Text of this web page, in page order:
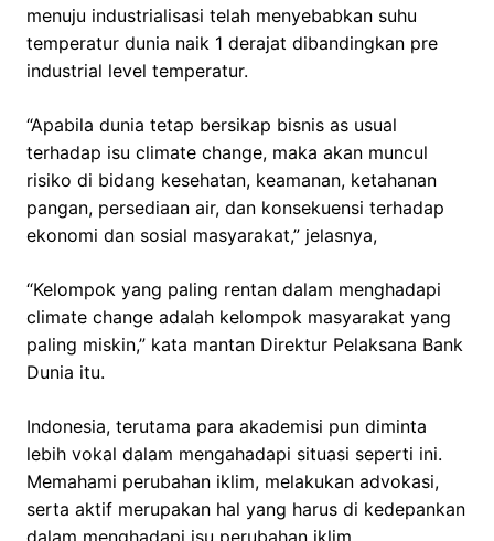
menuju industrialisasi telah menyebabkan suhu
temperatur dunia naik 1 derajat dibandingkan pre
industrial level temperatur.
“Apabila dunia tetap bersikap bisnis as usual
terhadap isu climate change, maka akan muncul
risiko di bidang kesehatan, keamanan, ketahanan
pangan, persediaan air, dan konsekuensi terhadap
ekonomi dan sosial masyarakat,” jelasnya,
“Kelompok yang paling rentan dalam menghadapi
climate change adalah kelompok masyarakat yang
paling miskin,” kata mantan Direktur Pelaksana Bank
Dunia itu.
Indonesia, terutama para akademisi pun diminta
lebih vokal dalam mengahadapi situasi seperti ini.
Memahami perubahan iklim, melakukan advokasi,
serta aktif merupakan hal yang harus di kedepankan